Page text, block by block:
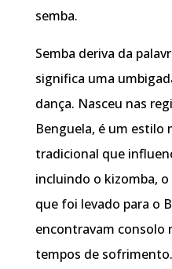
semba.
Semba deriva da
significa uma
dança. Nasceu nas
Benguela, é um estilo
tradicional que
incluindo o kizomba,
que foi levado para o
encontravam consolo
tempos de sofrimento.